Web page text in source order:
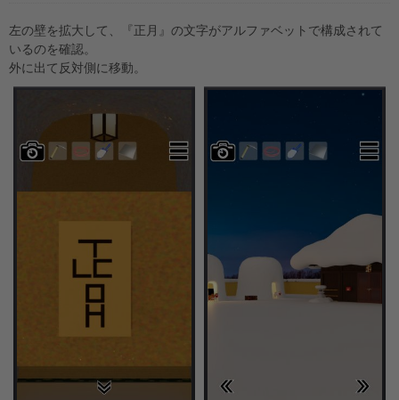
左の壁を拡大して、『正月』の文字がアルファベットで構成されて
いるのを確認。
外に出て反対側に移動。